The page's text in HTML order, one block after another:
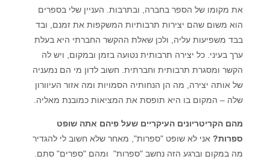
את מקומו של הספר בחברה, ובתרבות. העניין שלי בספרים
הוא משום שהם יצירות תרבותיות המשקפות את זמנם, ובד
בבד משפיעות עליה, ולכן שאלת ההקשר החברתי היא בעלת
ערך בעיני. כל יצירה תרבותית נטועה בזמן ובמקום, ויש לה
הקשר ומסגרת תרבותית וחברתית. חשוב לדון מי הם נמעניה
של אותה יצירה, מה הן הנחותיה הסמויות ומה אזור העיוורון
שלה – המקום בו היא תופסת את המציאות כמובנת מאליה.
מהם הקריטריונים העיקריים שעל פיהם אתה שופט
ספרות?אני לא שופט "ספרות", מאחר שלא חשוב לי להגדיר
מה במקום וברגע הזה נחשב "ספרות" ומהם "ספרים" סתם.